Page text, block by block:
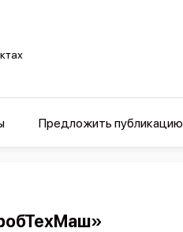
Предложить публикацию